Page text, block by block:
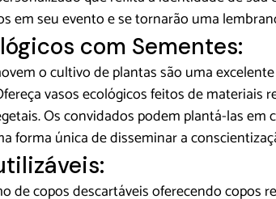
em seu evento e se tornarão uma
com Sementes:
o cultivo de plantas são uma
vasos ecológicos feitos de materiais
Os convidados podem plantá-las em
forma única de disseminar a
de copos descartáveis oferecendo copos